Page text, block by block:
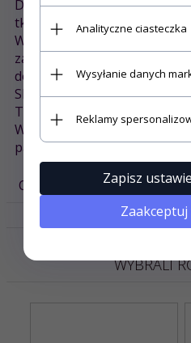
Delikatne oczka są
tkania.
W ramach produkcji są
zapobiegającej zbieganiu sie
do suszenia w suszarce.
Skład: 100% bawełna czesana
Temperatura prania : 60 C
Wysoka gramatura: 145 g/
pasuje do wysokości
OPINIE KLIENTÓW
WYBRALI
Analityczne ciasteczka
Wysyłanie danych
Reklamy
Zapisz